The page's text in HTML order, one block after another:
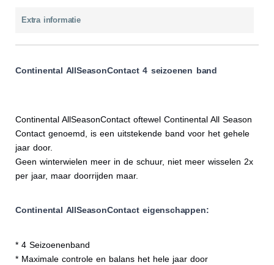
Extra informatie
Continental AllSeasonContact 4 seizoenen band
Continental AllSeasonContact oftewel Continental All Season
Contact genoemd, is een uitstekende band voor het gehele
jaar door.
Geen winterwielen meer in de schuur, niet meer wisselen 2x
per jaar, maar doorrijden maar.
Continental AllSeasonContact eigenschappen:
* 4 Seizoenenband
* Maximale controle en balans het hele jaar door